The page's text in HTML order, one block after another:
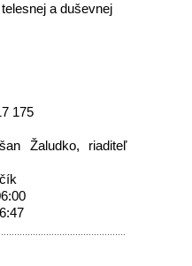
a duševnej
175
Žaludko, riaditeľ